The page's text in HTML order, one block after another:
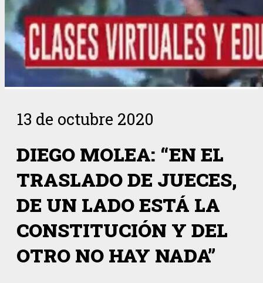
13 de octubre 2020
DIEGO MOLEA: “EN EL
TRASLADO DE JUECES,
DE UN LADO ESTÁ LA
CONSTITUCIÓN Y DEL
OTRO NO HAY NADA”